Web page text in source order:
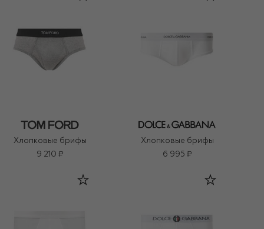
Хлопковые брифы
9 210 ₽
Хлопковые брифы
6 995 ₽